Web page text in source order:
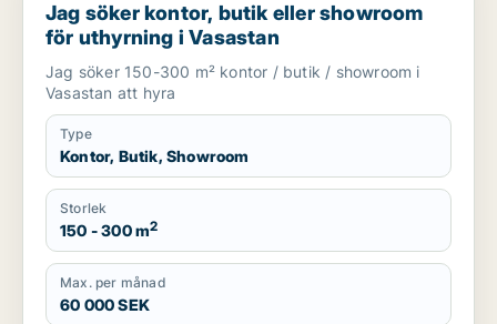
Jag söker kontor, butik eller showroom
för uthyrning i Vasastan
Jag söker 150-300 m² kontor / butik / showroom i
Vasastan att hyra
Type
Kontor, Butik, Showroom
Storlek
150 - 300 m2
Max. per månad
60 000 SEK